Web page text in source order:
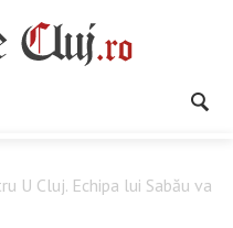
U Cluj. Echipa lui Sabău va